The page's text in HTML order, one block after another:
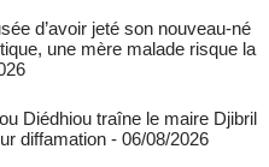
d’avoir jeté son nouveau-né
une mère malade risque la
Diédhiou traîne le maire Djibril
diffamation - 06/08/2026